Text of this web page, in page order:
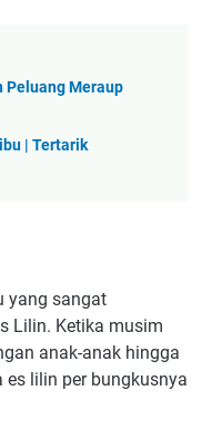
Peluang Meraup
| Tertarik
yang sangat
Lilin. Ketika musim
anak-anak hingga
es lilin per bungkusnya